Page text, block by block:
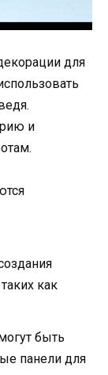
для
и
как
быть
панели для